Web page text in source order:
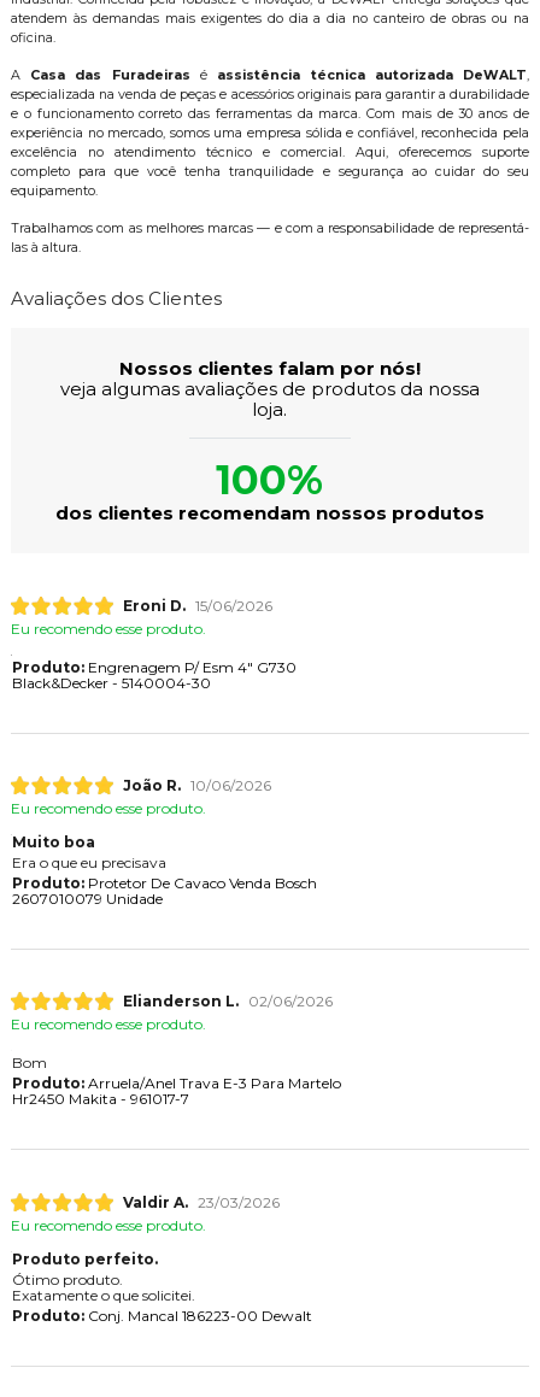
atendem às demandas mais exigentes do dia a dia no canteiro de obras ou na
oficina.
A Casa das Furadeiras é assistência técnica autorizada DeWALT,
especializada na venda de peças e acessórios originais para garantir a durabilidade
e o funcionamento correto das ferramentas da marca. Com mais de 30 anos de
experiência no mercado, somos uma empresa sólida e confiável, reconhecida pela
excelência no atendimento técnico e comercial. Aqui, oferecemos suporte
completo para que você tenha tranquilidade e segurança ao cuidar do seu
equipamento.
Trabalhamos com as melhores marcas — e com a responsabilidade de representá-
las à altura.
Avaliações dos Clientes
Nossos clientes falam por nós!
veja algumas avaliações de produtos da nossa
loja.
100%
dos clientes recomendam nossos produtos
Eroni D. 15/06/2026
Eu recomendo esse produto.
Produto:Engrenagem P/ Esm 4" G730
Black&Decker - 5140004-30
João R. 10/06/2026
Eu recomendo esse produto.
Muito boa
Era o que eu precisava
Produto:Protetor De Cavaco Venda Bosch
2607010079 Unidade
Elianderson L.
02/06/2026
Eu recomendo esse produto.
Bom
Produto:Arruela/Anel Trava E-3 Para Martelo
Hr2450 Makita - 961017-7
Valdir A. 23/03/2026
Eu recomendo esse produto.
Produto perfeito.
Ótimo produto.
Exatamente o que solicitei.
Produto:Conj. Mancal 186223-00 Dewalt